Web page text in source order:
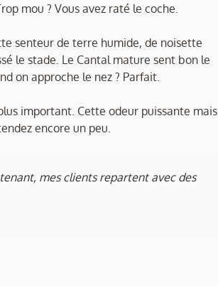
mou ? Vous avez raté le coche.
senteur de terre humide, de noisette
le stade. Le Cantal mature sent bon le
on approche le nez ? Parfait.
important. Cette odeur puissante mais
encore un peu.
mes clients repartent avec des